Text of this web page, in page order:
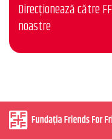
Direcționează către
noastre